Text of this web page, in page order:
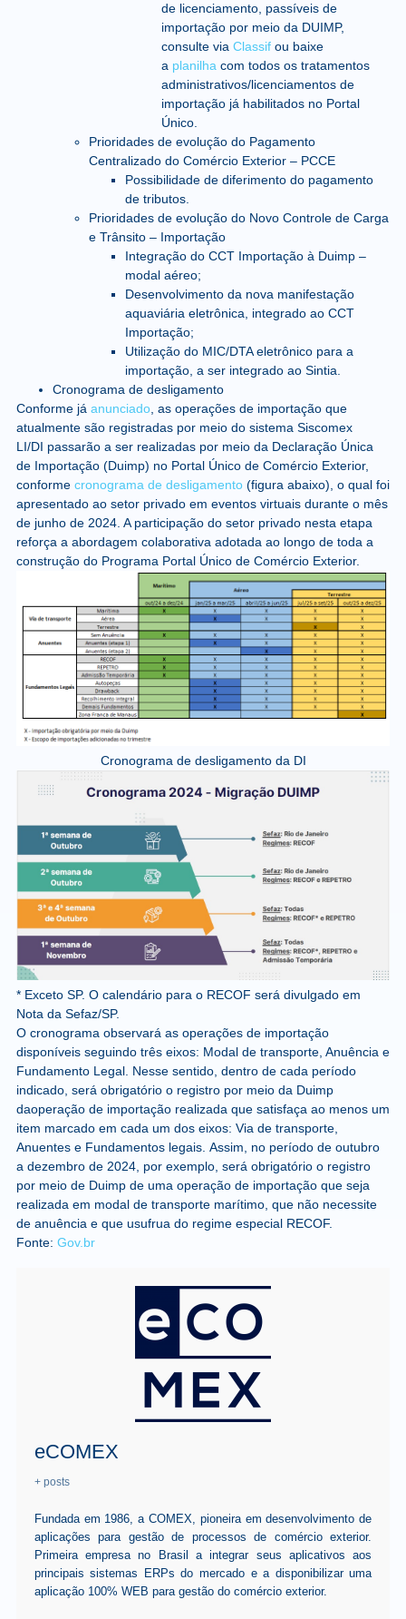
de licenciamento, passíveis de
importação por meio da DUIMP,
consulte via Classifou baixe
a planilha com todos os tratamentos
administrativos/licenciamentos de
importação já habilitados no Portal
Único.
Prioridades de evolução do Pagamento
Centralizado do Comércio Exterior – PCCE
Possibilidade de diferimento do pagamento
de tributos.
Prioridades de evolução do Novo Controle de Carga
e Trânsito – Importação
Integração do CCT Importação à Duimp –
modal aéreo;
Desenvolvimento da nova manifestação
aquaviária eletrônica, integrado ao CCT
Importação;
Utilização do MIC/DTA eletrônico para a
importação, a ser integrado ao Sintia.
Cronograma de desligamento
Conforme já anunciado, as operações de importação que
atualmente são registradas por meio do sistema Siscomex
LI/DI passarão a ser realizadas por meio da Declaração Única
de Importação (Duimp) no Portal Único de Comércio Exterior,
conforme cronograma de desligamento(figura abaixo), o qual foi
apresentado ao setor privado em eventos virtuais durante o mês
de junho de 2024. A participação do setor privado nesta etapa
reforça a abordagem colaborativa adotada ao longo de toda a
construção do Programa Portal Único de Comércio Exterior.
Cronograma de desligamento da DI
* Exceto SP. O calendário para o RECOF será divulgado em
Nota da Sefaz/SP.
O cronograma observará as operações de importação
disponíveis seguindo três eixos: Modal de transporte, Anuência e
Fundamento Legal. Nesse sentido, dentro de cada período
indicado, será obrigatório o registro por meio da Duimp
daoperação de importação realizada que satisfaça ao menos um
item marcado em cada um dos eixos: Via de transporte,
Anuentes e Fundamentos legais. Assim, no período de outubro
a dezembro de 2024, por exemplo, será obrigatório o registro
por meio de Duimp de uma operação de importação que seja
realizada em modal de transporte marítimo, que não necessite
de anuência e que usufrua do regime especial RECOF.
Fonte: Gov.br
eCOMEX
+ posts
Fundada em 1986, a COMEX, pioneira em desenvolvimento de
aplicações para gestão de processos de comércio exterior.
Primeira empresa no Brasil a integrar seus aplicativos aos
principais sistemas ERPs do mercado e a disponibilizar uma
aplicação 100% WEB para gestão do comércio exterior.